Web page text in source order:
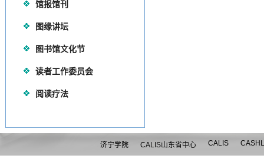
馆报馆刊
图缘讲坛
图书馆文化节
读者工作委员会
阅读疗法
济宁学院 CALIS山东省中心 CALIS CASHL